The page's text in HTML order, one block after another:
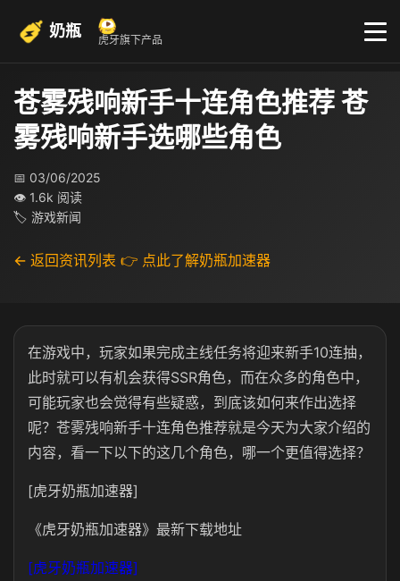
奶瓶 虎牙旗下产品
苍雾残响新手十连角色推荐 苍
雾残响新手选哪些角色
📅 03/06/2025
👁 1.6k 阅读
🏷 游戏新闻
← 返回资讯列表 👉 点此了解奶瓶加速器
在游戏中，玩家如果完成主线任务将迎来新手10连抽，
此时就可以有机会获得SSR角色，而在众多的角色中，
可能玩家也会觉得有些疑惑，到底该如何来作出选择
呢？苍雾残响新手十连角色推荐就是今天为大家介绍的
内容，看一下以下的这几个角色，哪一个更值得选择？
[虎牙奶瓶加速器]
《虎牙奶瓶加速器》最新下载地址
[虎牙奶瓶加速器]